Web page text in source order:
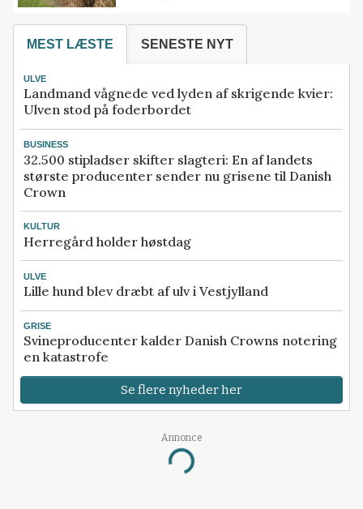
MEST LÆSTE SENESTE NYT
ULVE
Landmand vågnede ved lyden af skrigende kvier:
Ulven stod på foderbordet
BUSINESS
32.500 stipladser skifter slagteri: En af landets
største producenter sender nu grisene til Danish
Crown
KULTUR
Herregård holder høstdag
ULVE
Lille hund blev dræbt af ulv i Vestjylland
GRISE
Svineproducenter kalder Danish Crowns notering
en katastrofe
Se flere nyheder her
Annonce
Loading...